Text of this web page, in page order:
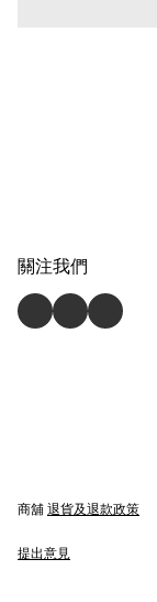
關注我們
商舖 退貨及退款政策
提出意見